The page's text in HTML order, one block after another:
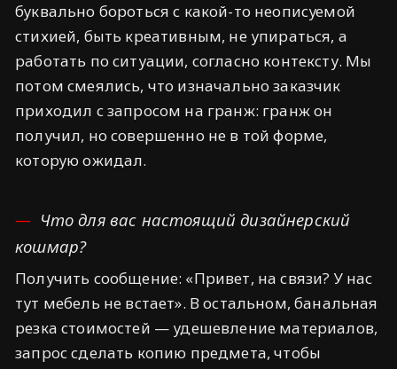
буквально бороться с какой-то неописуемой
стихией, быть креативным, не упираться, а
работать по ситуации, согласно контексту. Мы
потом смеялись, что изначально заказчик
приходил с запросом на гранж: гранж он
получил, но совершенно не в той форме,
которую ожидал.
Что для вас настоящий дизайнерский
кошмар?
Получить сообщение: «Привет, на связи? У нас
тут мебель не встает». В остальном, банальная
резка стоимостей — удешевление материалов,
запрос сделать копию предмета, чтобы